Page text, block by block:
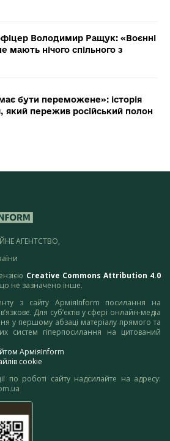
Володимир Ращук: «Воєнні
мають нічого спільного з
бути переможене»: історія
який пережив російський полон
АГЕНТСТВО,
Creative Commons Attribution 4.0
не зазначено інше.
з сайту АрміяInform посилання на
Для суб’єктів у сфері онлайн-медіа
у першому абзаці матеріалу прямого та
систем гіперпосилання на цитований
АрміяInform
cookie
по роботі сайту надсилайте на адресу: